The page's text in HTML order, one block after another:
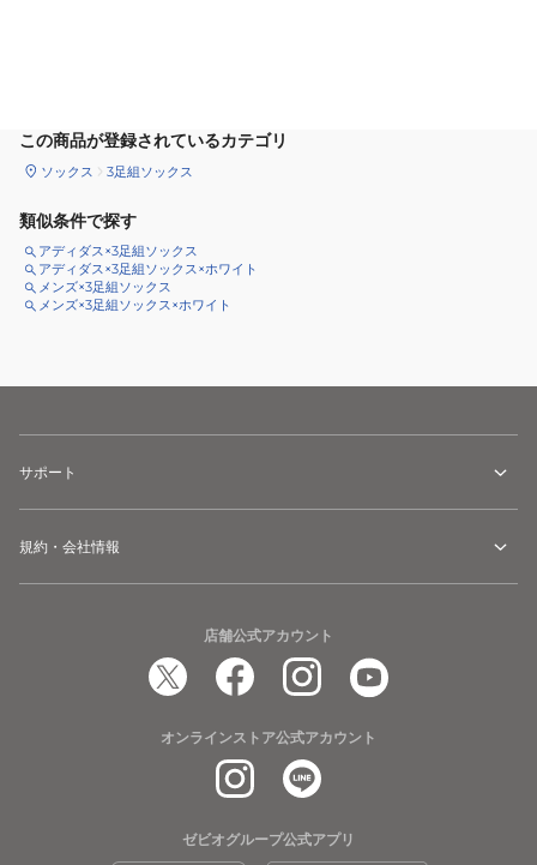
この商品が登録されているカテゴリ
ソックス 3足組ソックス
類似条件で探す
アディダス×3足組ソックス
アディダス×3足組ソックス×ホワイト
メンズ×3足組ソックス
メンズ×3足組ソックス×ホワイト
サポート
規約・会社情報
店舗公式アカウント
オンラインストア公式アカウント
ゼビオグループ公式アプリ